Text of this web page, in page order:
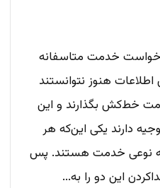
خدمت متاسفانه
هنوز نتوانستند
خط‌کش بگذارند و این
دارند یکی این‌که هر
نوعی خدمت هستند. پس
این دو را به...